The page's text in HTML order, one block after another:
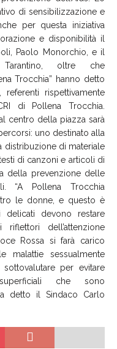
di sensibilizzazione e
per questa iniziativa
e disponibilità il
Paolo Monorchio, e il
oltre che
Trocchia” hanno detto
rispettivamente
di Pollena Trocchia.
centro della piazza sarà
uno destinato alla
distribuzione di materiale
di canzoni e articoli di
della prevenzione delle
“A Pollena Trocchia
le donne, e questo è
devono restare
dell’attenzione
Rossa si farà carico
malattie sessualmente
per evitare
che sono
detto il Sindaco Carlo